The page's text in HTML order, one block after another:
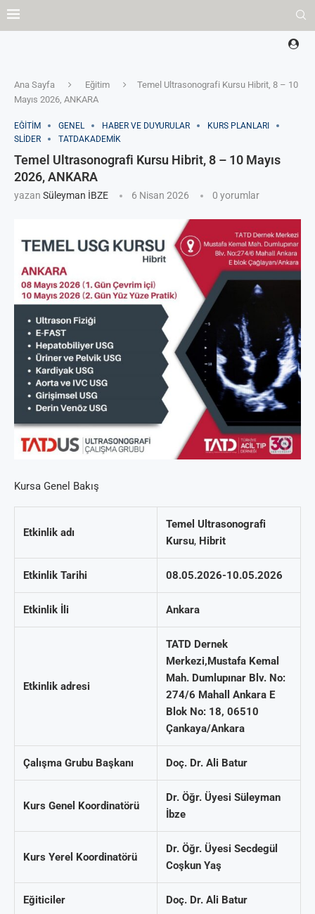
Ana Sayfa Eğitim
Temel Ultrasonografi Kursu Hibrit, 8 – 10
Mayıs 2026, ANKARA
EĞITIM GENEL HABER VE DUYURULAR
KURS PLANLARI
SLIDER
TATDAKADEMIK
Temel Ultrasonografi Kursu Hibrit, 8 – 10 Mayıs
2026, ANKARA
yazan Süleyman İBZE 6 Nisan 2026 0 yorumlar
Kursa Genel Bakış
Etkinlik adı
Temel Ultrasonografi
Kursu, Hibrit
Etkinlik Tarihi 08.05.2026-10.05.2026
Etkinlik İli Ankara
Etkinlik adresi
TATD Dernek
Merkezi,Mustafa Kemal
Mah. Dumlupınar Blv. No:
274/6 Mahall Ankara E
Blok No: 18, 06510
Çankaya/Ankara
Çalışma Grubu Başkanı Doç. Dr. Ali Batur
Kurs Genel Koordinatörü
Dr. Öğr. Üyesi Süleyman
İbze
Kurs Yerel Koordinatörü
Dr. Öğr. Üyesi Secdegül
Coşkun Yaş
Eğiticiler Doç. Dr. Ali Batur